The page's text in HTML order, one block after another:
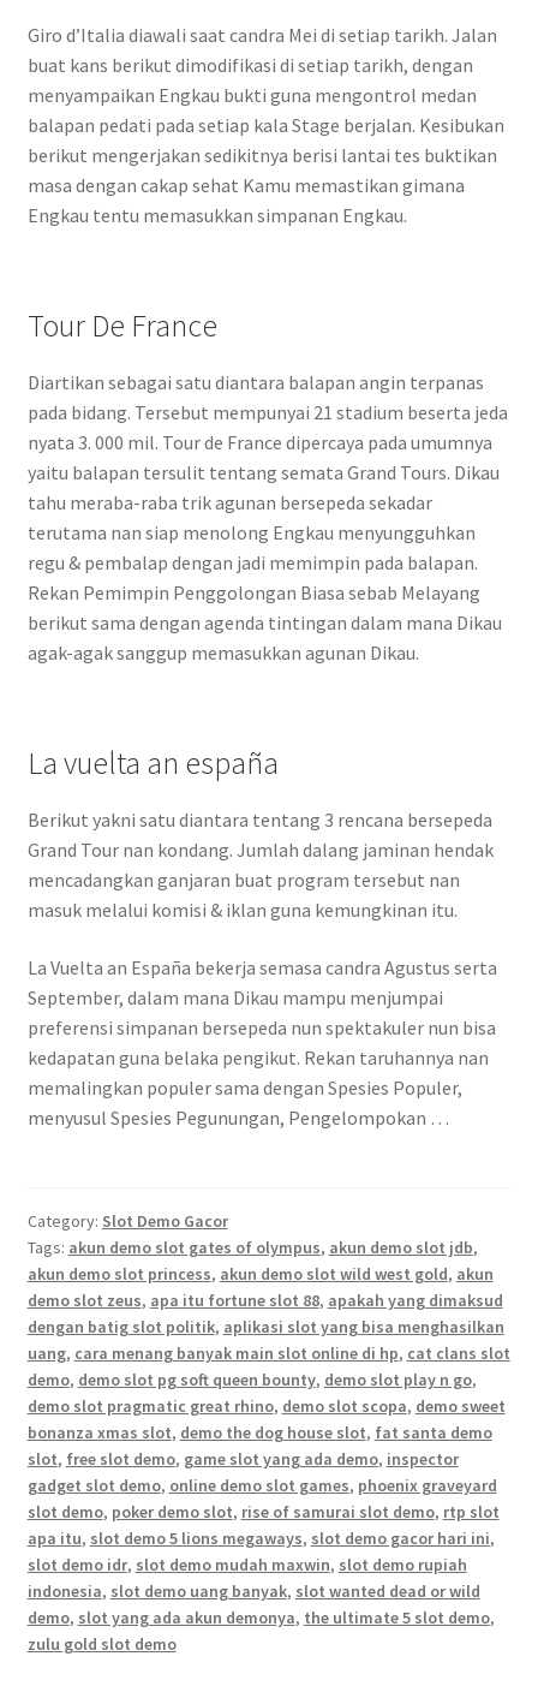
Giro d’Italia diawali saat candra Mei di setiap tarikh. Jalan
buat kans berikut dimodifikasi di setiap tarikh, dengan
menyampaikan Engkau bukti guna mengontrol medan
balapan pedati pada setiap kala Stage berjalan. Kesibukan
berikut mengerjakan sedikitnya berisi lantai tes buktikan
masa dengan cakap sehat Kamu memastikan gimana
Engkau tentu memasukkan simpanan Engkau.
Tour De France
Diartikan sebagai satu diantara balapan angin terpanas
pada bidang. Tersebut mempunyai 21 stadium beserta jeda
nyata 3. 000 mil. Tour de France dipercaya pada umumnya
yaitu balapan tersulit tentang semata Grand Tours. Dikau
tahu meraba-raba trik agunan bersepeda sekadar
terutama nan siap menolong Engkau menyungguhkan
regu & pembalap dengan jadi memimpin pada balapan.
Rekan Pemimpin Penggolongan Biasa sebab Melayang
berikut sama dengan agenda tintingan dalam mana Dikau
agak-agak sanggup memasukkan agunan Dikau.
La vuelta an españa
Berikut yakni satu diantara tentang 3 rencana bersepeda
Grand Tour nan kondang. Jumlah dalang jaminan hendak
mencadangkan ganjaran buat program tersebut nan
masuk melalui komisi & iklan guna kemungkinan itu.
La Vuelta an España bekerja semasa candra Agustus serta
September, dalam mana Dikau mampu menjumpai
preferensi simpanan bersepeda nun spektakuler nun bisa
kedapatan guna belaka pengikut. Rekan taruhannya nan
memalingkan populer sama dengan Spesies Populer,
menyusul Spesies Pegunungan, Pengelompokan …
Category: Slot Demo Gacor
Tags: akun demo slot gates of olympus, akun demo slot jdb,
akun demo slot princess, akun demo slot wild west gold, akun
demo slot zeus, apa itu fortune slot 88, apakah yang dimaksud
dengan batig slot politik, aplikasi slot yang bisa menghasilkan
uang, cara menang banyak main slot online di hp, cat clans slot
demo, demo slot pg soft queen bounty, demo slot play n go,
demo slot pragmatic great rhino, demo slot scopa, demo sweet
bonanza xmas slot, demo the dog house slot, fat santa demo
slot, free slot demo, game slot yang ada demo, inspector
gadget slot demo, online demo slot games, phoenix graveyard
slot demo, poker demo slot, rise of samurai slot demo, rtp slot
apa itu, slot demo 5 lions megaways, slot demo gacor hari ini,
slot demo idr, slot demo mudah maxwin, slot demo rupiah
indonesia, slot demo uang banyak, slot wanted dead or wild
demo, slot yang ada akun demonya, the ultimate 5 slot demo,
zulu gold slot demo